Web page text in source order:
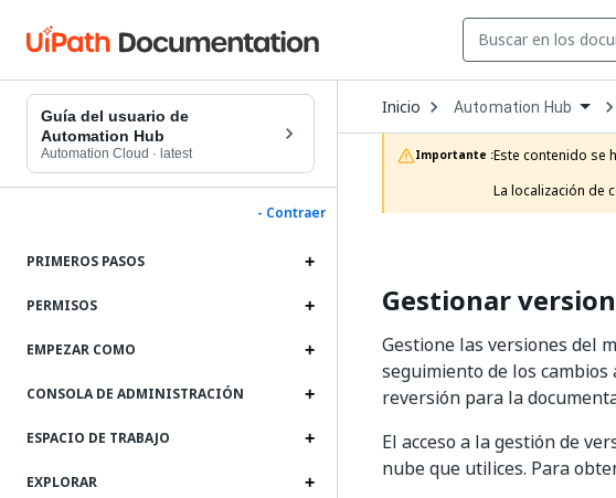
Guía del usuario de
Automation Hub
Automation Cloud · latest
- Contraer
PRIMEROS PASOS
PERMISOS
EMPEZAR COMO
CONSOLA DE ADMINISTRACIÓN
ESPACIO DE TRABAJO
EXPLORAR
Inicio Open
Dropdown
to
choose
product
Automation Hub
Importante :Este contenido se
La localización de
Gestionar
Gestione las versiones del
seguimiento de los
reversión para la
El acceso a la gestión de
nube que utilices. Para